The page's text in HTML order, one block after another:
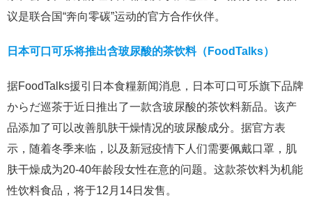
议是联合国“奔向零碳”运动的官方合作伙伴。
日本可口可乐将推出含玻尿酸的茶饮料（FoodTalks）
据FoodTalks援引日本食糧新闻消息，日本可口可乐旗下品牌
からだ巡茶于近日推出了一款含玻尿酸的茶饮料新品。该产
品添加了可以改善肌肤干燥情况的玻尿酸成分。据官方表
示，随着冬季来临，以及新冠疫情下人们需要佩戴口罩，肌
肤干燥成为20-40年龄段女性在意的问题。这款茶饮料为机能
性饮料食品，将于12月14日发售。